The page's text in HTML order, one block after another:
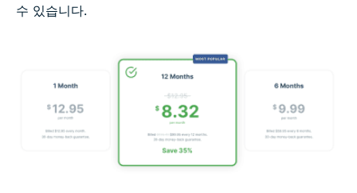
수 있습니다.